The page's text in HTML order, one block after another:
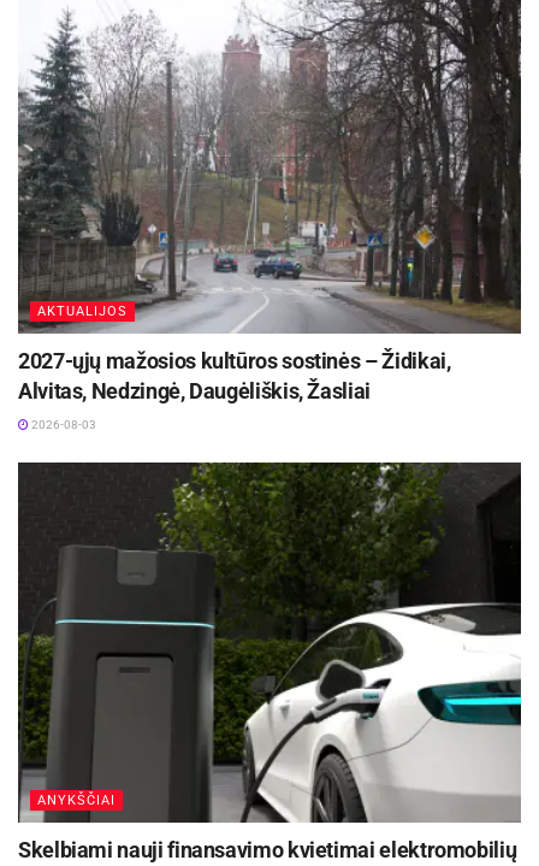
AKTUALIJOS
2027-ųjų mažosios kultūros sostinės – Židikai,
Alvitas, Nedzingė, Daugėliškis, Žasliai
2026-08-03
ANYKŠČIAI
Skelbiami nauji finansavimo kvietimai elektromobilių